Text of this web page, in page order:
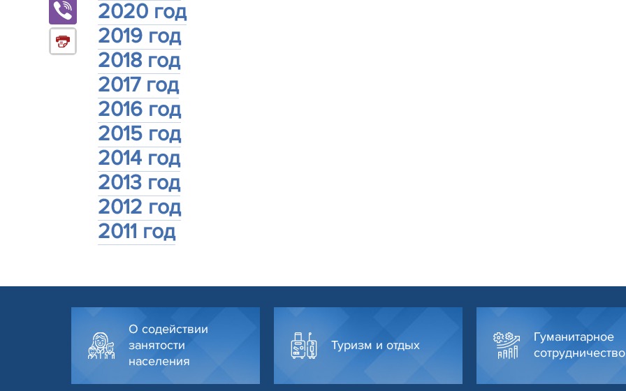
2020 год
2019 год
2018 год
2017 год
2016 год
2015 год
2014 год
2013 год
2012 год
2011 год
О содействии
занятости
населения
Туризм и отдых
Гуманитарное
сотрудничество